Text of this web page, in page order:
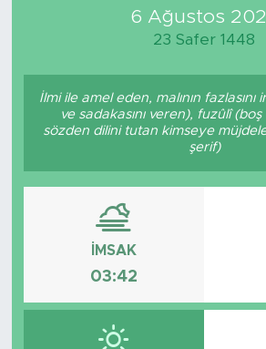
6 Ağustos
23 Safer 1448
İlmi ile amel eden, malının
ve sadakasını veren), fuzûlî
sözden dilini tutan kimseye
şerif)
İMSAK
03:42